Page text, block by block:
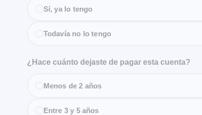
Sí, ya lo tengo
Todavía no lo tengo
¿Hace cuánto dejaste de pagar esta cuenta?
Menos de 2 años
Entre 3 y 5 años